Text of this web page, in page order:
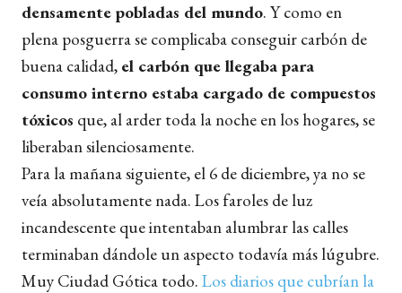
densamente pobladas del mundo. Y como en
plena posguerra se complicaba conseguir carbón de
buena calidad, el carbón que llegaba para
consumo interno estaba cargado de compuestos
tóxicos que, al arder toda la noche en los hogares, se
liberaban silenciosamente.
Para la mañana siguiente, el 6 de diciembre, ya no se
veía absolutamente nada. Los faroles de luz
incandescente que intentaban alumbrar las calles
terminaban dándole un aspecto todavía más lúgubre.
Muy Ciudad Gótica todo. Los diarios que cubrían la